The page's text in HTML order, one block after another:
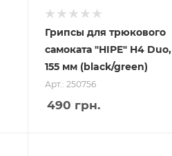
Грипсы для трюкового
самоката "HIPE" H4 Duo,
155 мм (black/green)
Арт.: 250756
490 грн.